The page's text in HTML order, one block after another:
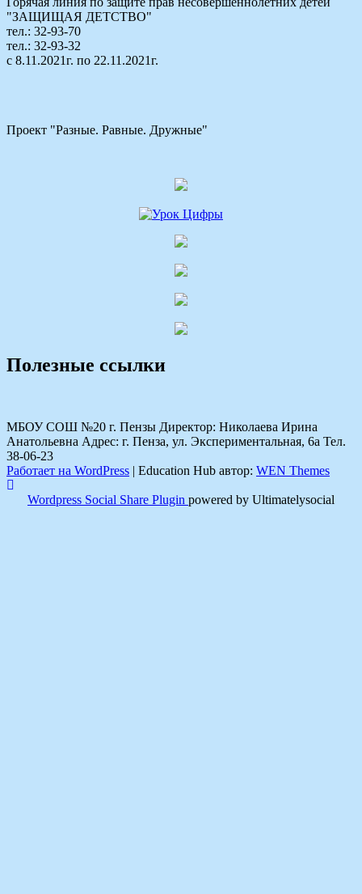
"ЗАЩИЩАЯ ДЕТСТВО"
тел.: 32-93-70
тел.: 32-93-32
с 8.11.2021г. по 22.11.2021г.
Проект "Разные. Равные. Дружные"
Полезные ссылки
МБОУ СОШ №20 г. Пензы Директор: Николаева Ирина
Анатольевна Адрес: г. Пенза, ул. Экспериментальная, 6а Тел.
38-06-23
Работает на WordPress | Education Hub автор: WEN Themes
Wordpress Social Share Plugin powered by Ultimatelysocial